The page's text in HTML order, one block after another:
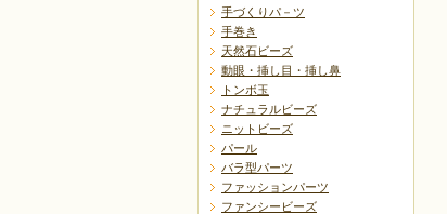
手づくりパ－ツ
手巻き
天然石ビーズ
動眼・挿し目・挿し鼻
トンボ玉
ナチュラルビーズ
ニットビーズ
パール
バラ型パーツ
ファッションパーツ
ファンシービーズ